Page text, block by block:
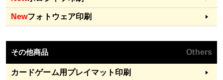
Newフォトウェア印刷
その他商品 Others
カードゲーム用プレイマット印刷